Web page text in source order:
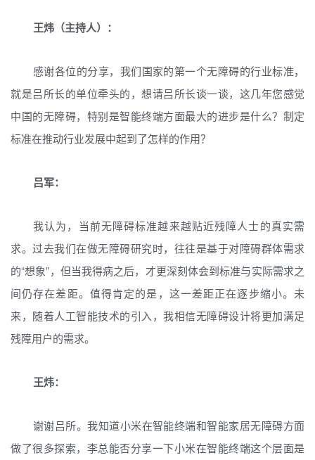
王炜（主持人）：
感谢各位的分享，我们国家的第一个无障碍的行业标准，
就是吕所长的单位牵头的，想请吕所长谈一谈，这几年您感觉
中国的无障碍，特别是智能终端方面最大的进步是什么？制定
标准在推动行业发展中起到了怎样的作用？
吕军：
我认为，当前无障碍标准越来越贴近残障人士的真实需
求。过去我们在做无障碍研究时，往往是基于对障碍群体需求
的“想象”，但当我得病之后，才更深刻体会到标准与实际需求之
间仍存在差距。值得肯定的是，这一差距正在逐步缩小。未
来，随着人工智能技术的引入，我相信无障碍设计将更加满足
残障用户的需求。
王炜：
谢谢吕所。我知道小米在智能终端和智能家居无障碍方面
做了很多探索，李总能否分享一下小米在智能终端这个层面是